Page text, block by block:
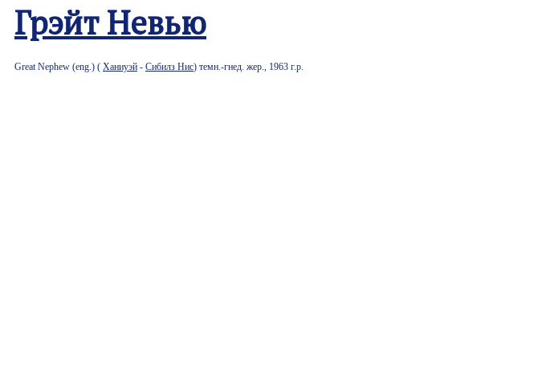
Грэйт Невью
Great Nephew (eng.) ( Ханиуэй - Сибилз Нис) темн.-гнед. жер., 1963 г.р.